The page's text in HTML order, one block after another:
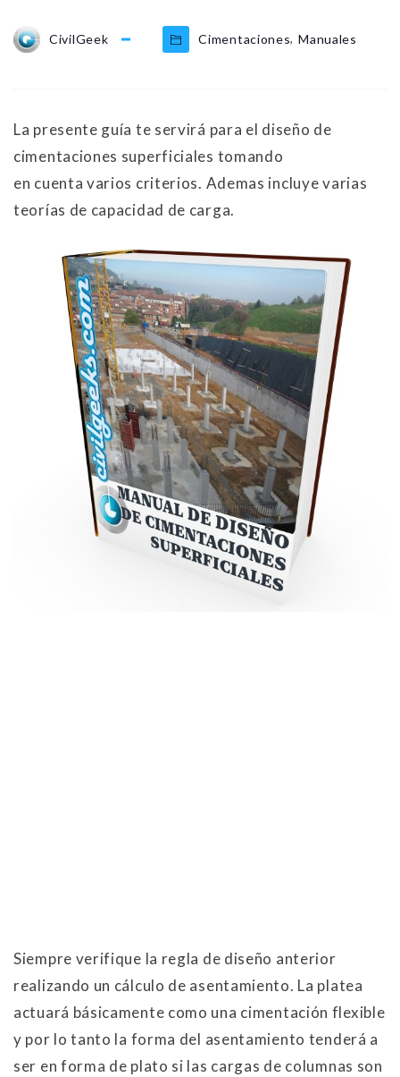
CivilGeek Cimentaciones, Manuales
La presente guía te servirá para el diseño de
cimentaciones superficiales tomando
en cuenta varios criterios. Ademas incluye varias
teorías de capacidad de carga.
Siempre verifique la regla de diseño anterior
realizando un cálculo de asentamiento. La platea
actuará básicamente como una cimentación flexible
y por lo tanto la forma del asentamiento tenderá a
ser en forma de plato si las cargas de columnas son